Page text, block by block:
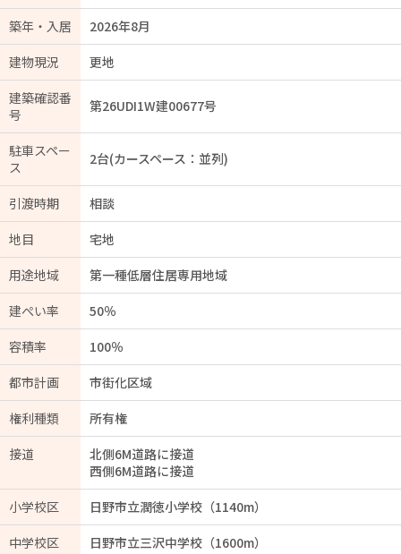
築年・入居
2026年8月
建物現況
更地
建築確認番
号
第26UDI1W建00677号
駐車スペー
ス
2台(カースペース：並列)
引渡時期
相談
地目
宅地
用途地域
第一種低層住居専用地域
建ぺい率
50％
容積率
100％
都市計画
市街化区域
権利種類
所有権
接道
北側6M道路に接道
西側6M道路に接道
小学校区
日野市立潤徳小学校（1140m）
中学校区
日野市立三沢中学校（1600m）